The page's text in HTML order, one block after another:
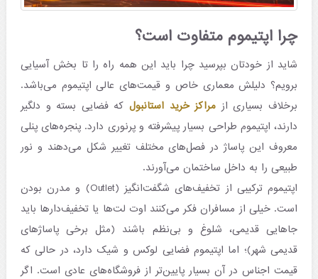
چرا اپتیموم متفاوت است؟
شاید از خودتان بپرسید چرا باید این همه راه را تا بخش آسیایی
برویم؟ دلیلش معماری خاص و قیمت‌های عالی اپتیموم می‌باشد.
برخلاف بسیاری از مراکز خرید استانبولکه فضایی بسته و دلگیر
دارند، اپتیموم طراحی بسیار پیشرفته و پرنوری دارد. پنجره‌های پنلی
معروف این پاساژ در فصل‌های مختلف تغییر شکل می‌دهند و نور
طبیعی را به داخل ساختمان می‌آورند.
اپتیموم ترکیبی از تخفیف‌های شگفت‌انگیز (Outlet) و مدرن بودن
است. خیلی از مسافران فکر می‌کنند اوت لت‌ها یا تخفیف‌دارها باید
جاهایی قدیمی، شلوغ و بی‌نظم باشند (مثل برخی پاساژهای
قدیمی شهر)؛ اما اپتیموم فضایی لوکس و شیک دارد، در حالی که
قیمت اجناس در آن بسیار پایین‌تر از فروشگاه‌های عادی است. اگر